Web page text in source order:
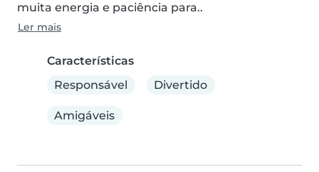
muita energia e paciência para..
Ler mais
Características
Responsável
Divertido
Amigáveis